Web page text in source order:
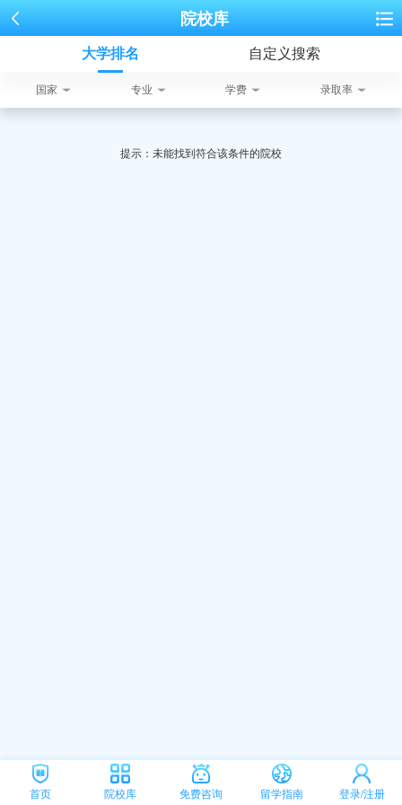
院校库
大学排名 自定义搜索
国家 专业 学费 录取率
提示：未能找到符合该条件的院校
首页 院校库 免费咨询 留学指南 登录/注册